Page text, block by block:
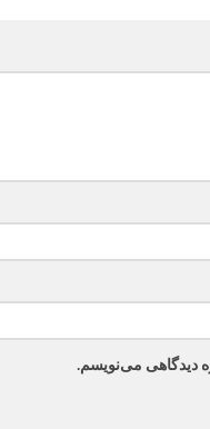
دیدگاهی می‌نویسم.